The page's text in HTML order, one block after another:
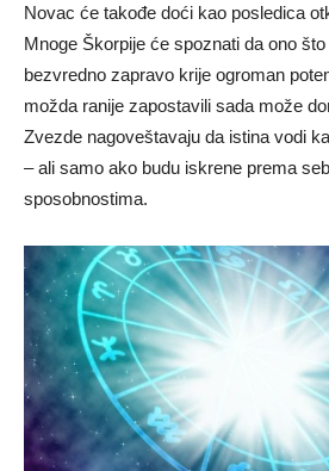
Novac će takođe doći kao posledica
Mnoge Škorpije će spoznati da ono
bezvredno zapravo krije ogroman
možda ranije zapostavili sada može
Zvezde nagoveštavaju da istina vodi
– ali samo ako budu iskrene prema
sposobnostima.